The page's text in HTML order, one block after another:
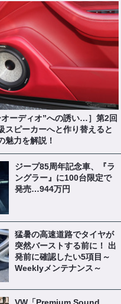
オーディオ”への誘い…］第2回
スピーカーへと作り替えると
魅力を解説！
ジープ85周年記念車、『ラ
ングラー』に100台限定で
発売…944万円
猛暑の高速道路でタイヤが
突然バーストする前に！ 出
発前に確認したい5項目～
Weeklyメンテナンス～